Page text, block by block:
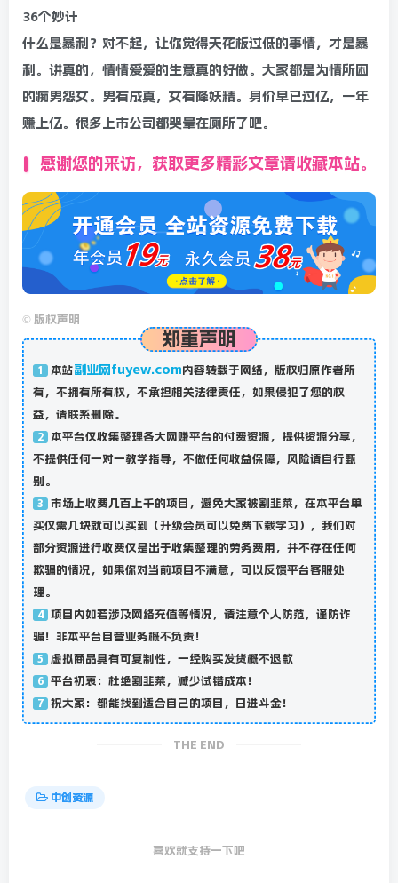
36个妙计
什么是暴利？对不起，让你觉得天花板过低的事情，才是暴
利。讲真的，情情爱爱的生意真的好做。大家都是为情所困
的痴男怨女。男有成真，女有降妖精。身价早已过亿，一年
赚上亿。很多上市公司都哭晕在厕所了吧。
感谢您的来访，获取更多精彩文章请收藏本站。
© 版权声明
郑重声明
1 本站副业网fuyew.com内容转载于网络，版权归原作者所
有，不拥有所有权，不承担相关法律责任，如果侵犯了您的权
益，请联系删除。
2 本平台仅收集整理各大网赚平台的付费资源，提供资源分享，
不提供任何一对一教学指导，不做任何收益保障，风险请自行甄
别。
3 市场上收费几百上千的项目，避免大家被割韭菜，在本平台单
买仅需几块就可以买到（升级会员可以免费下载学习），我们对
部分资源进行收费仅是出于收集整理的劳务费用，并不存在任何
欺骗的情况，如果你对当前项目不满意，可以反馈平台客服处
理。
4 项目内如若涉及网络充值等情况，请注意个人防范，谨防诈
骗！非本平台自营业务概不负责！
5 虚拟商品具有可复制性，一经购买发货概不退款
6 平台初衷：杜绝割韭菜，减少试错成本！
7 祝大家：都能找到适合自己的项目，日进斗金！
THE END
中创资源
喜欢就支持一下吧